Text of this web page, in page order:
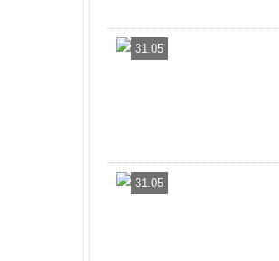
31.05
31.05